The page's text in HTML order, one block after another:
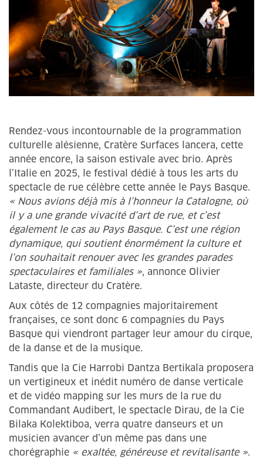
Rendez-vous incontournable de la programmation
culturelle alésienne, Cratère Surfaces lancera, cette
année encore, la saison estivale avec brio. Après
l’Italie en 2025, le festival dédié à tous les arts du
spectacle de rue célèbre cette année le Pays Basque.
« Nous avions déjà mis à l’honneur la Catalogne, où
il y a une grande vivacité d’art de rue, et c’est
également le cas au Pays Basque. C’est une région
dynamique, qui soutient énormément la culture et
l’on souhaitait renouer avec les grandes parades
spectaculaires et familiales », annonce Olivier
Lataste, directeur du Cratère.
Aux côtés de 12 compagnies majoritairement
françaises, ce sont donc 6 compagnies du Pays
Basque qui viendront partager leur amour du cirque,
de la danse et de la musique.
Tandis que la Cie Harrobi Dantza Bertikala proposera
un vertigineux et inédit numéro de danse verticale
et de vidéo mapping sur les murs de la rue du
Commandant Audibert, le spectacle Dirau, de la Cie
Bilaka Kolektiboa, verra quatre danseurs et un
musicien avancer d’un même pas dans une
chorégraphie « exaltée, généreuse et revitalisante ».